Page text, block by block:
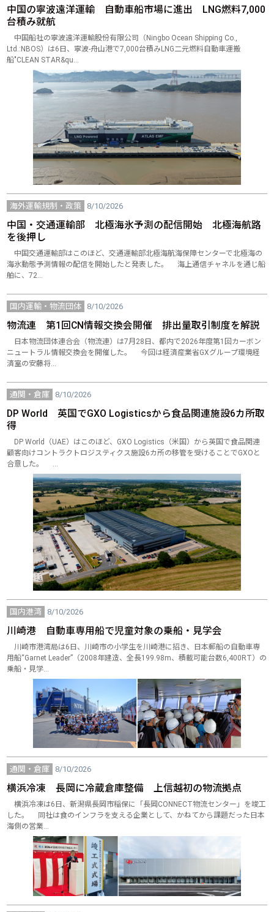
中国の寧波遠洋運輸 自動車船市場に進出 LNG燃料7,000
台積み就航
中国船社の寧波遠洋運輸股份有限公司（Ningbo Ocean Shipping Co.,
Ltd.:NBOS）は6日、寧波-舟山港で7,000台積みLNG二元燃料自動車運搬
船"CLEAN STAR&qu…
海外運輸規制・政策 8/10/2026
中国・交通運輸部 北極海氷予測の配信開始 北極海航路
を後押し
中国交通運輸部はこのほど、交通運輸部北極海航海保障センターで北極海の
海氷動態予測情報の配信を開始したと発表した。 海上通信チャネルを通じ船
舶に、72…
国内運輸・物流団体 8/10/2026
物流連 第1回CN情報交換会開催 排出量取引制度を解説
日本物流団体連合会（物流連）は7月28日、都内で2026年度第1回カーボン
ニュートラル情報交換会を開催した。 今回は経済産業省GXグループ環境経
済室の安藤将…
通関・倉庫 8/10/2026
DP World 英国でGXO Logisticsから食品関連施設6カ所取
得
DP World（UAE）はこのほど、GXO Logistics（米国）から英国で食品関連
顧客向けコントラクトロジスティクス施設6カ所の移管を受けることでGXOと
合意した。 …
国内港湾 8/10/2026
川崎港 自動車専用船で児童対象の乗船・見学会
川崎市港湾局は6日、川崎市の小学生を川崎港に招き、日本郵船の自動車専
用船“Garnet Leader”（2008年建造、全長199.98m、積載可能台数6,400RT）の
乗船・見学…
通関・倉庫 8/10/2026
横浜冷凍 長岡に冷蔵倉庫整備 上信越初の物流拠点
横浜冷凍は6日、新潟県長岡市稲保に「長岡CONNECT物流センター」を竣工
した。 同社は食のインフラを支える企業として、かねてから課題だった日本
海側の営業…